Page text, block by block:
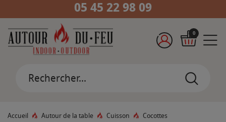
05 45 22 98 09
0
Accueil Autour de la table Cuisson
Cocottes